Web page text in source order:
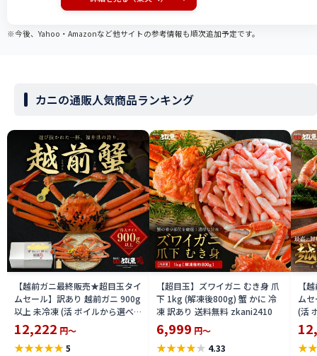
※今後、Yahoo・Amazonなど他サイトの参考情報も順次追加予定です。
カニの通販人気商品ランキング
【越前ガニ最終販売★超目玉タイ
ムセール】訳あり 越前ガニ 900g
以上 未冷凍 (活 ボイルから選べ
る) 福井県産 国産 産地直送 脚折
れ 訳ありカニ 越前がに ズワイガ
ニ 越前 かに 送料無料 etz-900w
12,222 円～
★★★★★5
【超目玉】ズワイガニ むき身 爪
下 1kg (解凍後800g) 蟹 かに 冷
凍 訳あり 送料無料 zkani2410
6,999 円～
★★★★★ 4.33
【
ム
(活
国
が
料
★